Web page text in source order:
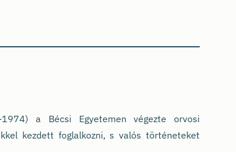
a Bécsi Egyetemen végezte orvosi
kezdett foglalkozni, s valós történeteket